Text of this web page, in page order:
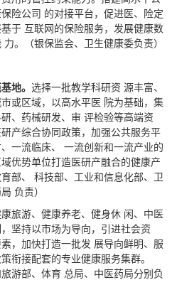
险公司 的对接平台，促进医、险定
于 互联网的保险服务，发展健康数
。（银保监会、卫生健康委负责）
地。 选择一批教学科研资 源丰富、
或区域，以高水平医 院为基础，集
、药械研发、审 评检验等高端资
产综合协同政策，加强公共服务平
一流临床、 一流创新和一流产业的
优势单位打造医研产融合的健康产
部、 科技部、工业和信息化部、卫
负责）
旅游、健康养老、健身休 闲、中医
坚持以市场为导向，引进社会资
，加快打造一批发 展导向鲜明、服
衔接配套的专业健康服务集群。
游部、体育 总局、中医药局分别负